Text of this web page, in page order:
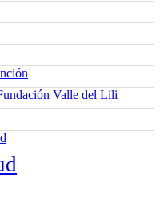
Valle del Lili